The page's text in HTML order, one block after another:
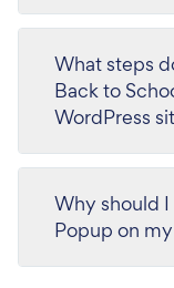
What steps
Back to
WordPress
Why should I
Popup on